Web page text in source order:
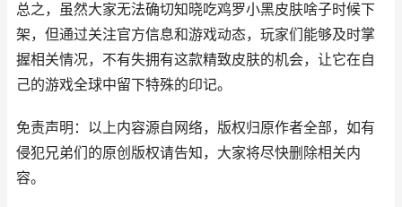
总之，虽然大家无法确切知晓吃鸡罗小黑皮肤啥子时候下
架，但通过关注官方信息和游戏动态，玩家们能够及时掌
握相关情况，不有失拥有这款精致皮肤的机会，让它在自
己的游戏全球中留下特殊的印记。
免责声明：以上内容源自网络，版权归原作者全部，如有
侵犯兄弟们的原创版权请告知，大家将尽快删除相关内
容。